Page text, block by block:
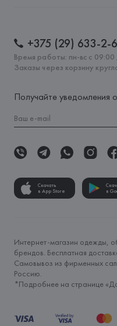
+375 (29) 633-2-
Время работы: пн-вс с 09:00
Заказы через корзину
Получайте уведомления
Скачать
в App Store
в
Интернет-магазин одежды,
брендов. Бесплатная
Самовывоз из фирменных
Россию.
*Подробнее на странице «